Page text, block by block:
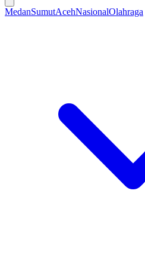
MedanSumutAcehNasionalOlahraga